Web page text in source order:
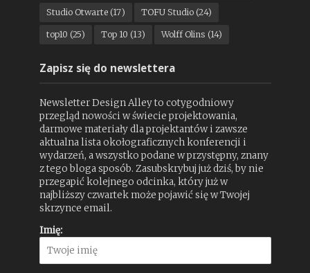
Studio Otwarte(17) TOFU Studio(24)
top10 (25) Top 10 (13) Wolff Olins (14)
Zapisz się do newslettera
Newsletter Design Alley to cotygodniowy
przegląd nowości w świecie projektowania,
darmowe materiały dla projektantów i zawsze
aktualna lista okołograficznych konferencji i
wydarzeń, a wszystko podane w przystępny, znany
z tego bloga sposób. Zasubskrybuj już dziś, by nie
przegapić kolejnego odcinka, który już w
najbliższy czwartek może pojawić się w Twojej
skrzynce email.
Imię: